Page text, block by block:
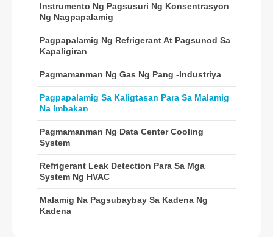
Instrumento Ng Pagsusuri Ng Konsentrasyon
Ng Nagpapalamig
Pagpapalamig Ng Refrigerant At Pagsunod Sa
Kapaligiran
Pagmamanman Ng Gas Ng Pang -industriya
Pagpapalamig Sa Kaligtasan Para Sa Malamig
Na Imbakan
Pagmamanman Ng Data Center Cooling
System
Refrigerant Leak Detection Para Sa Mga
System Ng HVAC
Malamig Na Pagsubaybay Sa Kadena Ng
Kadena
R290 sensor
R454B Sensor
R32 sensor
R410 sensor
Ang aming solusyon
Refrigerant leak detection para sa
mga system ng HVAC
Malamig na pagsubaybay sa kadena
ng kadena
Pagmamanman ng Data Center
Cooling System